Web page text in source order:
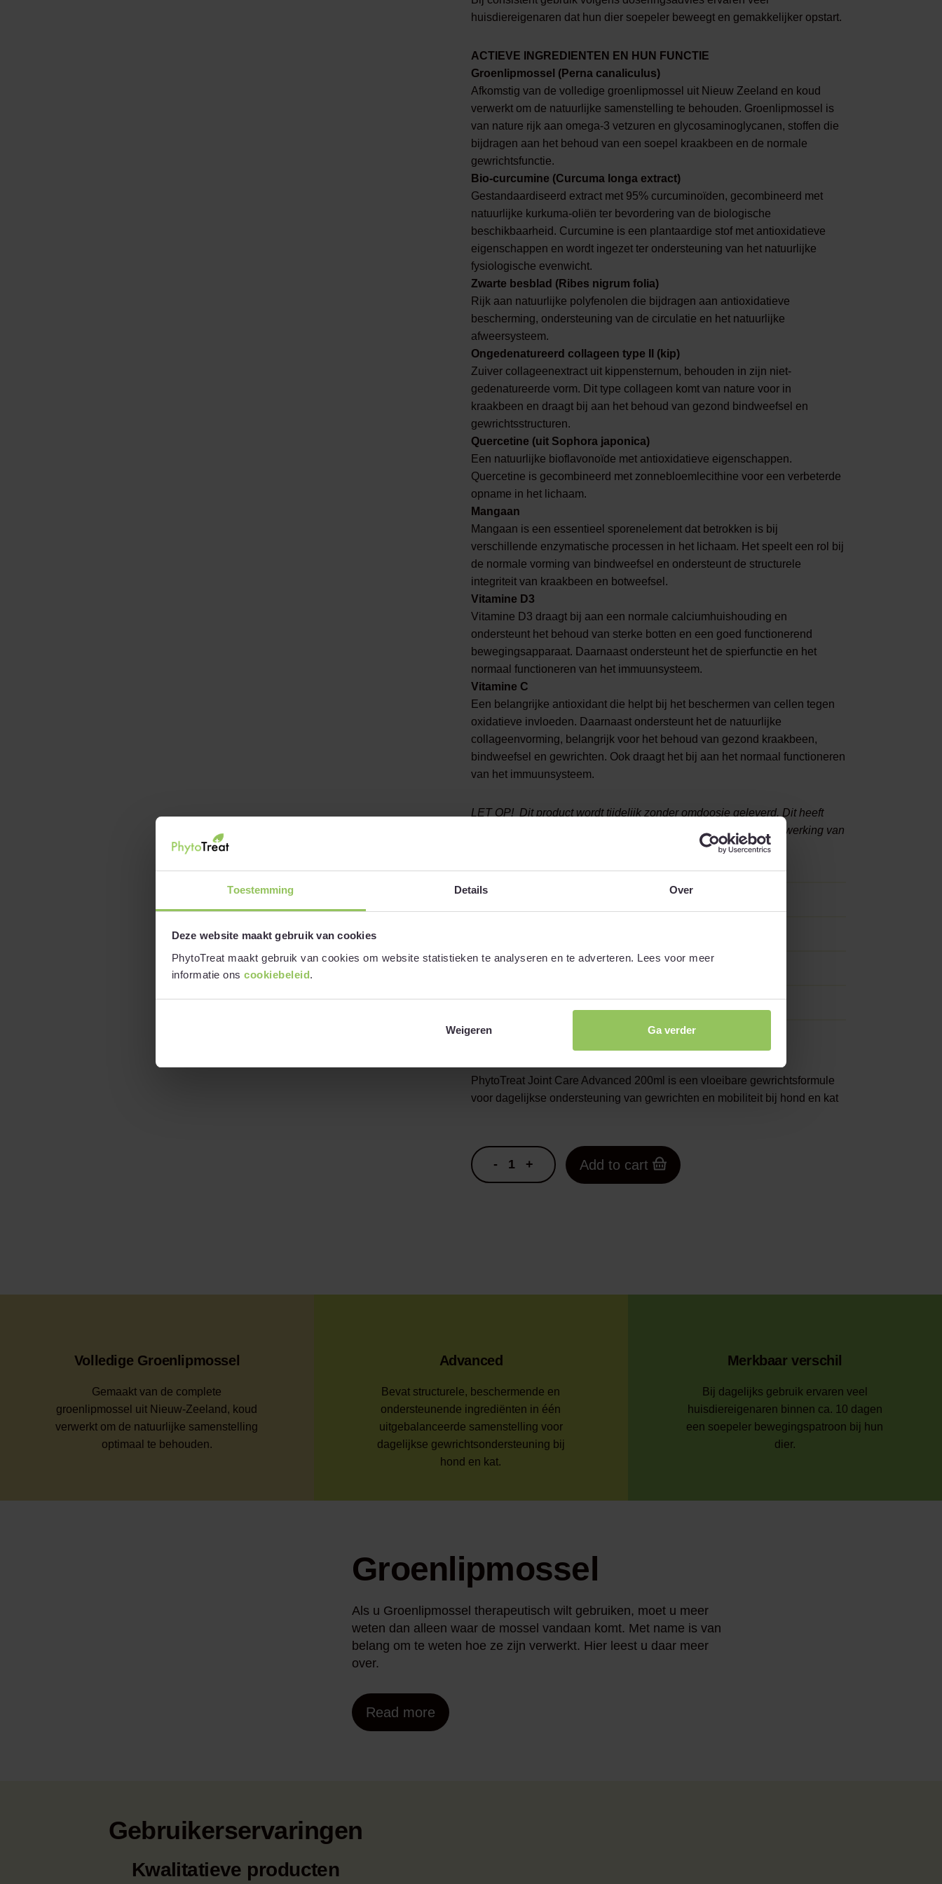
Toestemming Details Over
Deze website maakt gebruik van cookies
PhytoTreat maakt gebruik van cookies om website statistieken te analyseren en te adverteren. Lees voor meer
informatie ons cookiebeleid.
Weigeren Ga verder
huisdiereigenaren dat hun dier soepeler beweegt en gemakkelijker opstart.
ACTIEVE INGREDIENTEN EN HUN FUNCTIE
Groenlipmossel (Perna canaliculus)
Afkomstig van de volledige groenlipmossel uit Nieuw Zeeland en koud
verwerkt om de natuurlijke samenstelling te behouden. Groenlipmossel is
van nature rijk aan omega-3 vetzuren en glycosaminoglycanen, stoffen die
bijdragen aan het behoud van een soepel kraakbeen en de normale
gewrichtsfunctie.
Bio-curcumine (Curcuma longa extract)
Gestandaardiseerd extract met 95% curcuminoïden, gecombineerd met
natuurlijke kurkuma-oliën ter bevordering van de biologische
beschikbaarheid. Curcumine is een plantaardige stof met antioxidatieve
eigenschappen en wordt ingezet ter ondersteuning van het natuurlijke
fysiologische evenwicht.
Zwarte besblad (Ribes nigrum folia)
Rijk aan natuurlijke polyfenolen die bijdragen aan antioxidatieve
bescherming, ondersteuning van de circulatie en het natuurlijke
afweersysteem.
Ongedenatureerd collageen type II (kip)
Zuiver collageenextract uit kippensternum, behouden in zijn niet-
gedenatureerde vorm. Dit type collageen komt van nature voor in
kraakbeen en draagt bij aan het behoud van gezond bindweefsel en
gewrichtsstructuren.
Quercetine (uit Sophora japonica)
Een natuurlijke bioflavonoïde met antioxidatieve eigenschappen.
Quercetine is gecombineerd met zonnebloemlecithine voor een verbeterde
opname in het lichaam.
Mangaan
Mangaan is een essentieel sporenelement dat betrokken is bij
verschillende enzymatische processen in het lichaam. Het speelt een rol bij
de normale vorming van bindweefsel en ondersteunt de structurele
integriteit van kraakbeen en botweefsel.
Vitamine D3
Vitamine D3 draagt bij aan een normale calciumhuishouding en
ondersteunt het behoud van sterke botten en een goed functionerend
bewegingsapparaat. Daarnaast ondersteunt het de spierfunctie en het
normaal functioneren van het immuunsysteem.
Vitamine C
Een belangrijke antioxidant die helpt bij het beschermen van cellen tegen
oxidatieve invloeden. Daarnaast ondersteunt het de natuurlijke
collageenvorming, belangrijk voor het behoud van gezond kraakbeen,
bindweefsel en gewrichten. Ook draagt het bij aan het normaal functioneren
van het immuunsysteem.
LET OP! Dit product wordt tijdelijk zonder omdoosje geleverd. Dit heeft
vanzelfsprekend geen invloed op de kwaliteit, samenstelling of werking van
Bewaren en waarschuwingen
PhytoTreat Joint Care Advanced 200ml is een vloeibare gewrichtsformule
voor dagelijkse ondersteuning van gewrichten en mobiliteit bij hond en kat
-PhytoTreat
Joint
+ Add to cart
Volledige Groenlipmossel
Gemaakt van de complete
groenlipmossel uit Nieuw-Zeeland, koud
verwerkt om de natuurlijke samenstelling
optimaal te behouden.
Advanced
Bevat structurele, beschermende en
ondersteunende ingrediënten in één
uitgebalanceerde samenstelling voor
dagelijkse gewrichtsondersteuning bij
hond en kat.
Merkbaar verschil
Bij dagelijks gebruik ervaren veel
huisdiereigenaren binnen ca. 10 dagen
een soepeler bewegingspatroon bij hun
dier.
Groenlipmossel
Als u Groenlipmossel therapeutisch wilt gebruiken, moet u meer
weten dan alleen waar de mossel vandaan komt. Met name is van
belang om te weten hoe ze zijn verwerkt. Hier leest u daar meer
over.
Read more
Gebruikerservaringen
Kwalitatieve producten